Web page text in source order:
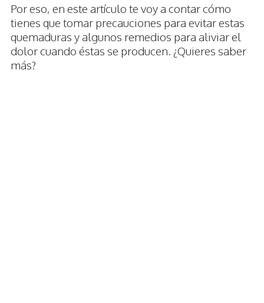
Por eso, en este artículo te voy a contar cómo
tienes que tomar precauciones para evitar estas
quemaduras y algunos remedios para aliviar el
dolor cuando éstas se producen. ¿Quieres saber
más?